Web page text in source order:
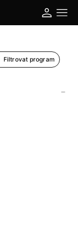
Filtrovat program
-